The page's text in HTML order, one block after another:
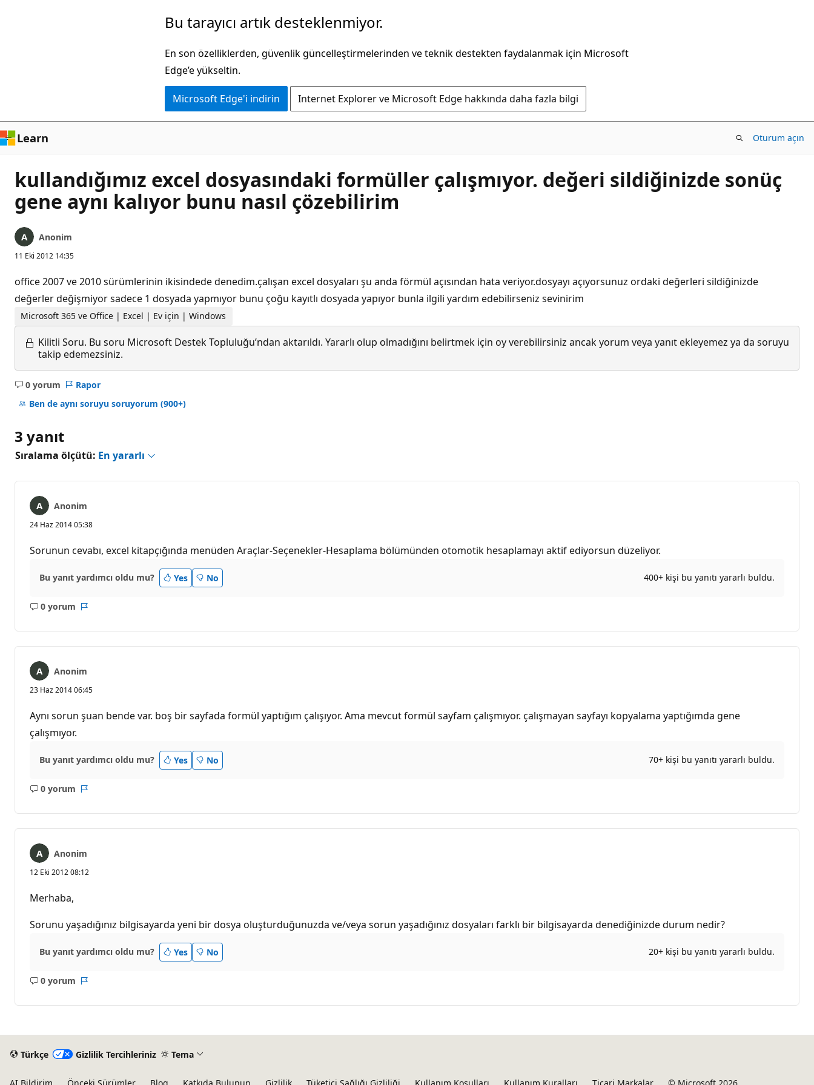
Bu tarayıcı artık desteklenmiyor.
En son özelliklerden, güvenlik güncelleştirmelerinden ve teknik destekten faydalanmak için Microsoft
Edge’e yükseltin.
Microsoft Edge'i indirin Internet Explorer ve Microsoft Edge hakkında daha fazla bilgi
Learn Oturum açın
kullandığımız excel dosyasındaki formüller çalışmıyor. değeri sildiğinizde sonüç
gene aynı kalıyor bunu nasıl çözebilirim
Anonim
11 Eki 2012 14:35
office 2007 ve 2010 sürümlerinin ikisindede denedim.çalışan excel dosyaları şu anda förmül açısından hata veriyor.dosyayı açıyorsunuz ordaki değerleri sildiğinizde
değerler değişmiyor sadece 1 dosyada yapmıyor bunu çoğu kayıtlı dosyada yapıyor bunla ilgili yardım edebilirseniz sevinirim
Microsoft 365 ve Office | Excel | Ev için | Windows
Kilitli Soru. Bu soru Microsoft Destek Topluluğu’ndan aktarıldı. Yararlı olup olmadığını belirtmek için oy verebilirsiniz ancak yorum veya yanıt ekleyemez ya da soruyu
takip edemezsiniz.
0 yorum
Açıklama
yok
Rapor
Ben de aynı soruyu soruyorum (900+)
3 yanıt
Sıralama ölçütü: En yararlı
Anonim
24 Haz 2014 05:38
Sorunun cevabı, excel kitapçığında menüden Araçlar-Seçenekler-Hesaplama bölümünden otomotik hesaplamayı aktif ediyorsun düzeliyor.
Bu yanıt yardımcı oldu mu? Yes No 400+ kişi bu yanıtı yararlı buldu.
0 yorum
Açıklama
Anonim
23 Haz 2014 06:45
Aynı sorun şuan bende var. boş bir sayfada formül yaptığım çalışıyor. Ama mevcut formül sayfam çalışmıyor. çalışmayan sayfayı kopyalama yaptığımda gene
çalışmıyor.
Bu yanıt yardımcı oldu mu? Yes No 70+ kişi bu yanıtı yararlı buldu.
0 yorum
Açıklama
Anonim
12 Eki 2012 08:12
Merhaba,
Sorunu yaşadığınız bilgisayarda yeni bir dosya oluşturduğunuzda ve/veya sorun yaşadığınız dosyaları farklı bir bilgisayarda denediğinizde durum nedir?
Bu yanıt yardımcı oldu mu? Yes No 20+ kişi bu yanıtı yararlı buldu.
0 yorum
Açıklama
Türkçe Gizlilik Tercihleriniz Tema